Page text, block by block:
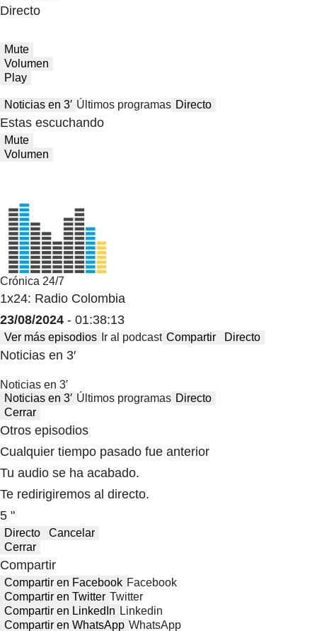
Directo
Mute
Volumen
Play
Noticias en 3′ Últimos programas Directo
Estas escuchando
Mute
Volumen
Crónica 24/7
1x24: Radio Colombia
23/08/2024 - 01:38:13
Ver más episodios Ir al podcast Compartir Directo
Noticias en 3′
Noticias en 3′
Noticias en 3′ Últimos programas Directo
Cerrar
Otros episodios
Cualquier tiempo pasado fue anterior
Tu audio se ha acabado.
Te redirigiremos al directo.
5 "
Directo
Cancelar
Cerrar
Compartir
Compartir en Facebook Facebook
Compartir en Twitter Twitter
Compartir en LinkedIn Linkedin
Compartir en WhatsApp WhatsApp